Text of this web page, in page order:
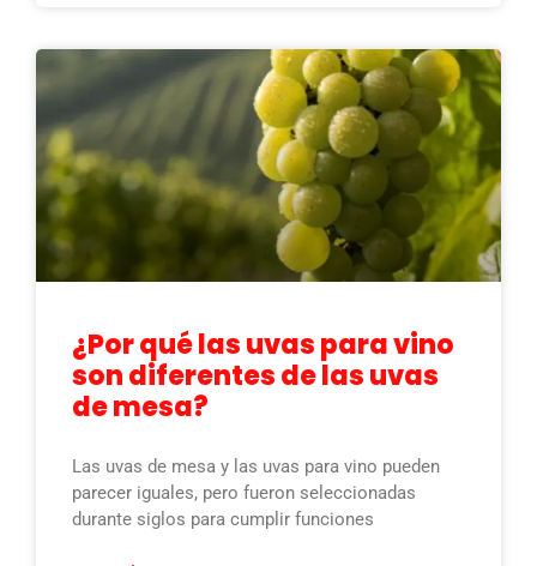
¿Por qué las uvas para vino
son diferentes de las uvas
de mesa?
Las uvas de mesa y las uvas para vino pueden
parecer iguales, pero fueron seleccionadas
durante siglos para cumplir funciones